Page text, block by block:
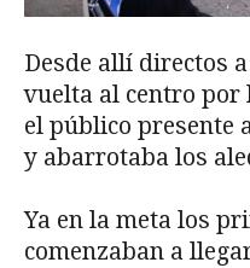
Desde allí directos
vuelta al centro por
el público presente
y abarrotaba los
Ya en la meta los
comenzaban a